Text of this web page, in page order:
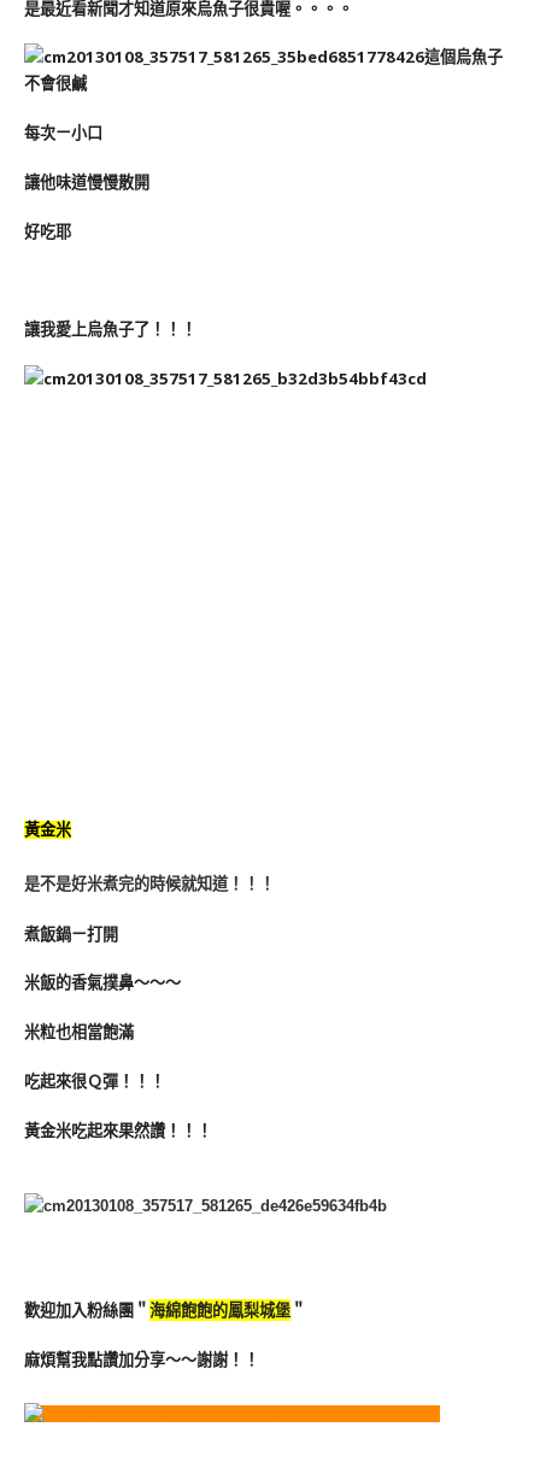
是最近看新聞才知道原來烏魚子很貴喔。。。。
這個烏魚子
不會很鹹
每次ㄧ小口
讓他味道慢慢散開
好吃耶
讓我愛上烏魚子了！！！
黃金米
是不是好米煮完的時候就知道！！！
煮飯鍋ㄧ打開
米飯的香氣撲鼻～～～
米粒也相當飽滿
吃起來很Ｑ彈！！！
黃金米吃起來果然讚！！！
歡迎加入粉絲團＂海綿飽飽的鳳梨城堡 ＂
麻煩幫我點讚加分享～～謝謝！！